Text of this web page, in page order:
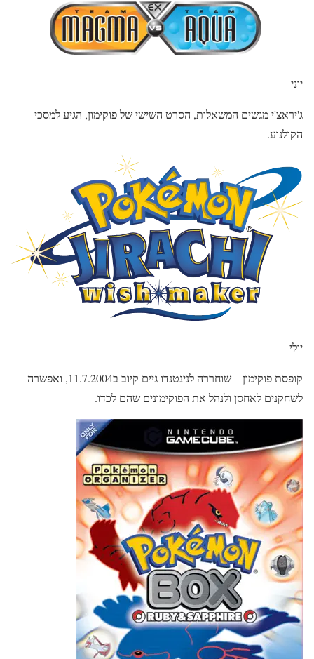
יוני
ג'יראצ'י מגשים המשאלות, הסרט השישי של פוקימון, הגיע למסכי
הקולנוע.
יולי
קופסת פוקימון – שוחררה לנינטנדו גיים קיוב ב11.7.2004, ואפשרה
לשחקנים לאחסן ולנהל את הפוקימונים שהם לכדו.